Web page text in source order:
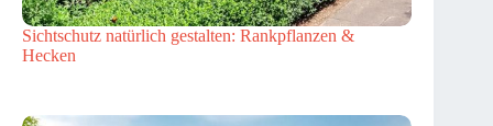
Sichtschutz natürlich gestalten: Rankpflanzen &
Hecken